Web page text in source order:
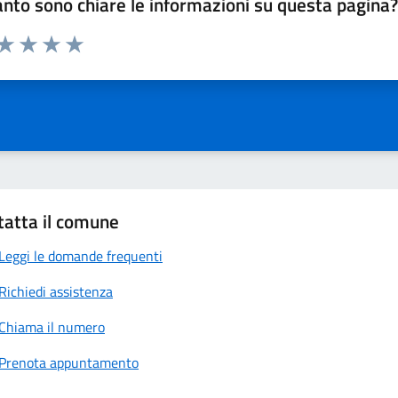
da 1 a 5 stelle la pagina
il comune
Leggi le domande frequenti
Richiedi assistenza
Chiama il numero
Prenota appuntamento